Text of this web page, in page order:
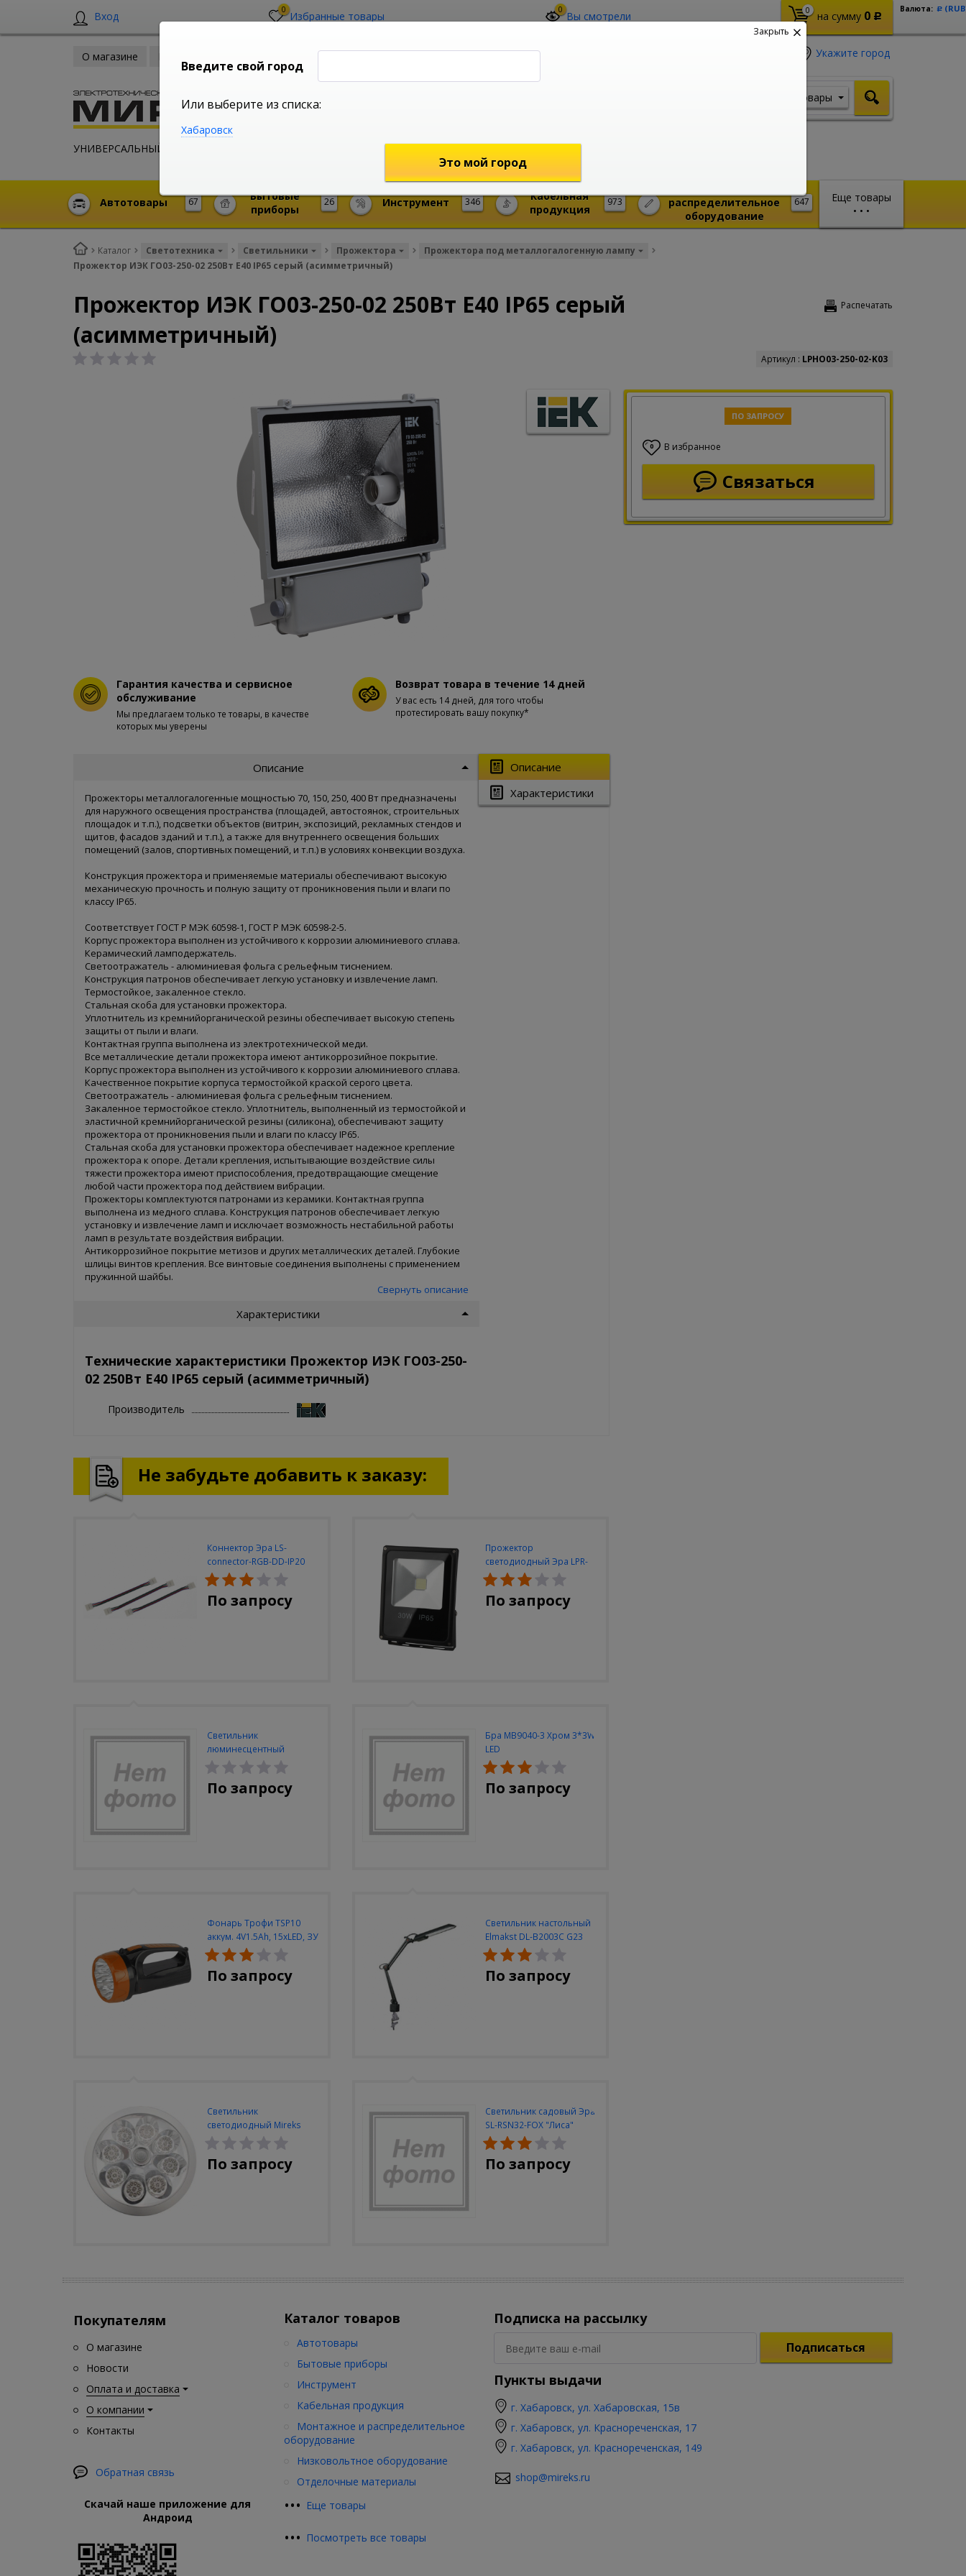
Вход 0 Избранные товары 0 Вы смотрели 0 на сумму 0 Р
Валюта: Р
О магазине
УНИВЕРСАЛЬНЫЙ ИНТЕРНЕТ МАГАЗИН
Укажите город
shop@mireks.ru
Товары
Еще товары
• • •
67
Автотовары 26
Бытовые
приборы
346
Инструмент 973
Кабельная
продукция
647
распределительное
оборудование
Каталог Светотехника Светильники Прожектора
Прожектора под металлогалогенную лампу
Прожектор ИЭК ГО03-250-02 250Вт E40 IP65 серый (асимметричный)
Распечатать
Прожектор ИЭК ГО03-250-02 250Вт E40 IP65 серый
(асимметричный)
Артикул : LPHO03-250-02-K03
ПО ЗАПРОСУ
0 В избранное
Связаться
Гарантия качества и сервисное
обслуживание
Мы предлагаем только те товары, в качестве
которых мы уверены
Возврат товара в течение 14 дней
У вас есть 14 дней, для того чтобы
протестировать вашу покупку*
Описание
Характеристики
Описание
Прожекторы металлогалогенные мощностью 70, 150, 250, 400 Вт предназначены
для наружного освещения пространства (площадей, автостоянок, строительных
площадок и т.п.), подсветки объектов (витрин, экспозиций, рекламных стендов и
щитов, фасадов зданий и т.п.), а также для внутреннего освещения больших
помещений (залов, спортивных помещений, и т.п.) в условиях конвекции воздуха.
Конструкция прожектора и применяемые материалы обеспечивают высокую
механическую прочность и полную защиту от проникновения пыли и влаги по
классу IP65.
Соответствует ГОСТ P МЭК 60598-1, ГОСТ Р МЭК 60598-2-5.
Корпус прожектора выполнен из устойчивого к коррозии алюминиевого сплава.
Керамический ламподержатель.
Светоотражатель - алюминиевая фольга с рельефным тиснением.
Конструкция патронов обеспечивает легкую установку и извлечение ламп.
Термостойкое, закаленное стекло.
Стальная скоба для установки прожектора.
Уплотнитель из кремнийорганической резины обеспечивает высокую степень
защиты от пыли и влаги.
Контактная группа выполнена из электротехнической меди.
Все металлические детали прожектора имеют антикоррозийное покрытие.
Корпус прожектора выполнен из устойчивого к коррозии алюминиевого сплава.
Качественное покрытие корпуса термостойкой краской серого цвета.
Светоотражатель - алюминиевая фольга с рельефным тиснением.
Закаленное термостойкое стекло. Уплотнитель, выполненный из термостойкой и
эластичной кремний­органической резины (силикона), обеспечивают защиту
прожектора от проникновения пыли и влаги по классу IP65.
Стальная скоба для установки прожектора обеспечивает надежное крепление
прожектора к опоре. Детали крепления, испытывающие воздействие силы
тяжести прожектора имеют приспособления, предотвращающие смещение
любой части прожектора под действием вибрации.
Прожекторы комплектуются патронами из керамики. Контактная группа
выполнена из медного сплава. Конструкция патронов обеспечивает легкую
установку и извлечение ламп и исключает возможность нестабильной работы
ламп в результате воздействия вибрации.
Антикоррозийное покрытие метизов и других металлических деталей. Глубокие
шлицы винтов крепления. Все винтовые соединения выполнены с применением
пружинной шайбы.
Свернуть описание
Характеристики
Технические характеристики Прожектор ИЭК ГО03-250-
02 250Вт E40 IP65 серый (асимметричный)
Производитель
Не забудьте добавить к заказу:
Коннектор Эра LS-
connector-RGB-DD-IP20
(3шт/уп)
По запросу
Прожектор
светодиодный Эра LPR-
30W-6500K-M
По запросу
Светильник
люминесцентный
Navigator NEL-A2-E130-T4-
840/WH
По запросу
Бра MB9040-3 Хром 3*3W
LED
По запросу
Фонарь Трофи TSP10
аккум. 4V1.5Ah, 15xLED, ЗУ
вилка 220V
По запросу
Светильник настольный
Elmakst DL-B2003C G23
черный струбцина
По запросу
Светильник
светодиодный Mireks
С-310-80-S (5W/4000-
5000K/500lm/датчик
движения)
По запросу
Светильник садовый Эра
SL-RSN32-FOX "Лиса"
солн.бат, полистоун,
цветной, 32 см
По запросу
Покупателям
О магазине
Новости
Оплата и доставка
О компании
Контакты
Обратная связь
Скачай наше приложение для
Андроид
Каталог товаров
••• Еще товары
Автотовары
Бытовые приборы
Инструмент
Кабельная продукция
Монтажное и распределительное
оборудование
Низковольтное оборудование
Отделочные материалы
••• Посмотреть все товары
Подписка на рассылку
Подписаться
Пункты выдачи
г. Хабаровск, ул. Хабаровская, 15в
г. Хабаровск, ул. Краснореченская, 17
г. Хабаровск, ул. Краснореченская, 149
shop@mireks.ru
Закрыть
Введите свой город
Или выберите из списка:
Хабаровск
Это мой город